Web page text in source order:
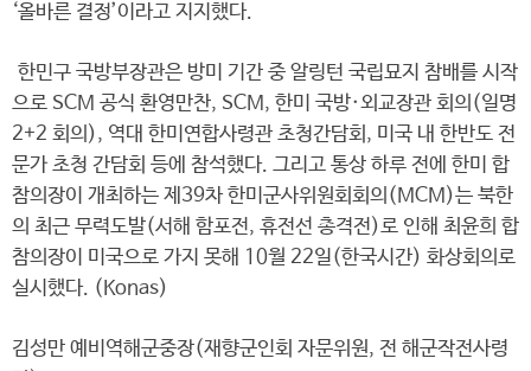
‘올바른 결정’이라고 지지했다.
한민구 국방부장관은 방미 기간 중 알링턴 국립묘지 참배를 시작
으로 SCM 공식 환영만찬, SCM, 한미 국방·외교장관 회의(일명
2+2 회의), 역대 한미연합사령관 초청간담회, 미국 내 한반도 전
문가 초청 간담회 등에 참석했다. 그리고 통상 하루 전에 한미 합
참의장이 개최하는 제39차 한미군사위원회회의(MCM)는 북한
의 최근 무력도발(서해 함포전, 휴전선 총격전)로 인해 최윤희 합
참의장이 미국으로 가지 못해 10월 22일(한국시간) 화상회의로
실시했다. (Konas)
김성만 예비역해군중장(재향군인회 자문위원, 전 해군작전사령